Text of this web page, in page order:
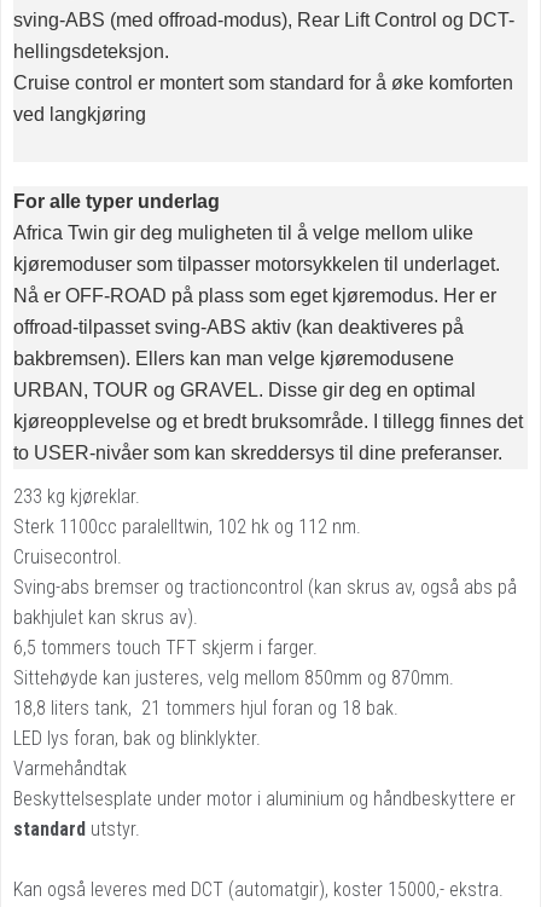
sving-ABS (med offroad-modus), Rear Lift Control og DCT-
hellingsdeteksjon.
Cruise control er montert som standard for å øke komforten
ved langkjøring
For alle typer underlag
Africa Twin gir deg muligheten til å velge mellom ulike
kjøremoduser som tilpasser motorsykkelen til underlaget.
Nå er OFF-ROAD på plass som eget kjøremodus. Her er
offroad-tilpasset sving-ABS aktiv (kan deaktiveres på
bakbremsen). Ellers kan man velge kjøremodusene
URBAN, TOUR og GRAVEL. Disse gir deg en optimal
kjøreopplevelse og et bredt bruksområde. I tillegg finnes det
to USER-nivåer som kan skreddersys til dine preferanser.
233 kg kjøreklar.
Sterk 1100cc paralelltwin, 102 hk og 112 nm.
Cruisecontrol.
Sving-abs bremser og tractioncontrol (kan skrus av, også abs på
bakhjulet kan skrus av).
6,5 tommers touch TFT skjerm i farger.
Sittehøyde kan justeres, velg mellom 850mm og 870mm.
18,8 liters tank, 21 tommers hjul foran og 18 bak.
LED lys foran, bak og blinklykter.
Varmehåndtak
Beskyttelsesplate under motor i aluminium og håndbeskyttere er
standard utstyr.
Kan også leveres med DCT (automatgir), koster 15000,- ekstra.